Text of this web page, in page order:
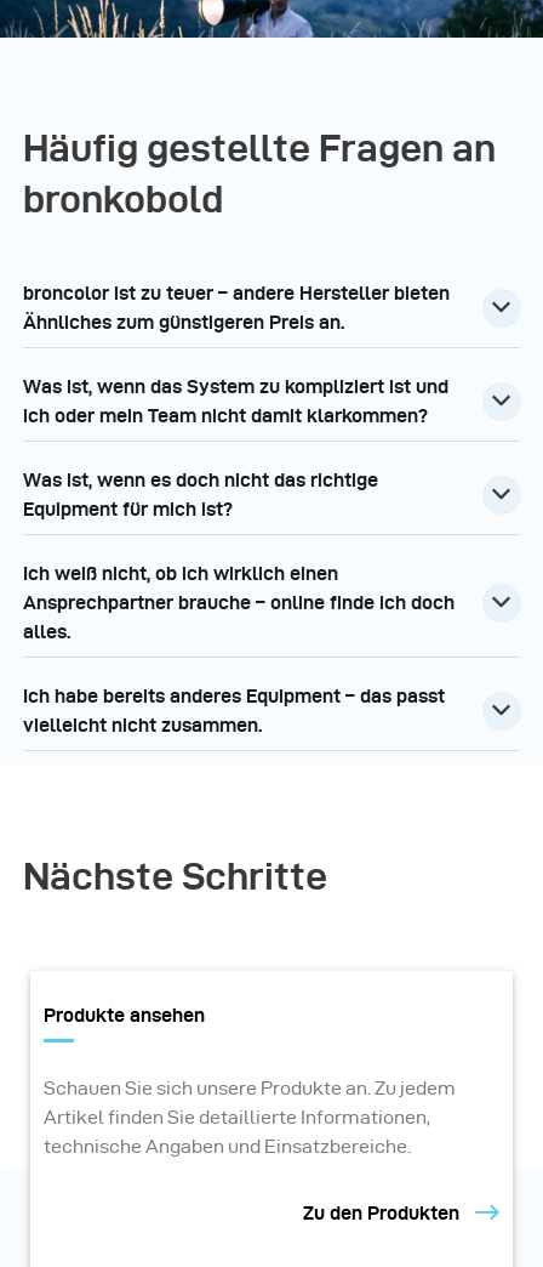
Häufig gestellte Fragen an
bronkobold
broncolor ist zu teuer – andere Hersteller bieten
Ähnliches zum günstigeren Preis an.
Was ist, wenn das System zu kompliziert ist und
ich oder mein Team nicht damit klarkommen?
Was ist, wenn es doch nicht das richtige
Equipment für mich ist?
Ich weiß nicht, ob ich wirklich einen
Ansprechpartner brauche – online finde ich doch
alles.
Ich habe bereits anderes Equipment – das passt
vielleicht nicht zusammen.
Nächste Schritte
Produkte ansehen
Schauen Sie sich unsere Produkte an. Zu jedem
Artikel finden Sie detaillierte Informationen,
technische Angaben und Einsatzbereiche.
Zu den Produkten